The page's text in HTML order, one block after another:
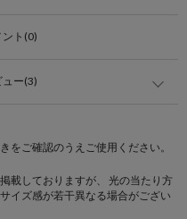
ト(0)
ー(3)
ご確認のうえご使用ください。
載しておりますが、 光の当たり方
イズ感が若干異なる場合がござい